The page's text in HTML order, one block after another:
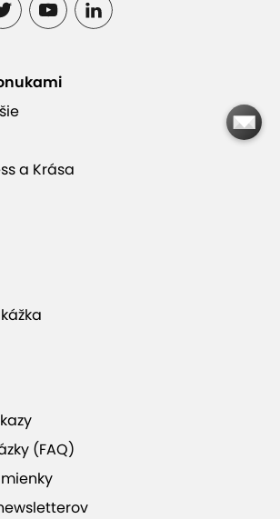
možnosť pridania textu
– nemusíte si sťahovať program
a Krása
(FAQ)